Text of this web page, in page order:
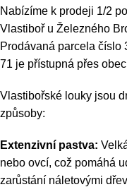
Nabízíme k prodeji 1/2
Vlastiboř u Železného
Prodávaná parcela číslo
71 je přístupná přes
Vlastibořské louky jsou
způsoby:
Extenzivní pastva:
nebo ovcí, což pomáhá
zarůstání náletovými